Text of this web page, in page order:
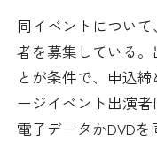
情報
その
委員
青年
同イベントについ
者を募集している
とが条件で、申込
ージイベント出演
電子データかDVD